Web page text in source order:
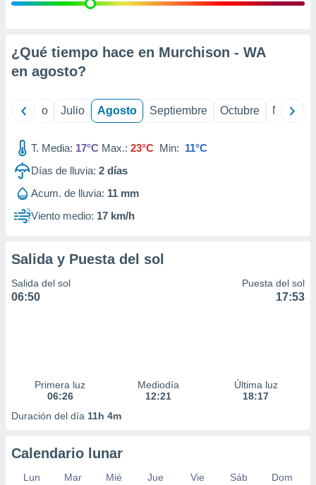
e
mediante
de
1199
¿Qué tiempo hace en Murchison - WA
en agosto?
Junio Julio Agosto Septiembre Octubre
T. Media: 17°C Max.: 23°C Min: 11°C
Días de lluvia: 2 días
Acum. de lluvia: 11 mm
Viento medio: 17 km/h
Salida y Puesta del sol
Salida del sol
06:50
Puesta del sol
17:53
Primera luz
06:26
Mediodía
12:21
Última luz
18:17
Duración del día 11h 4m
Calendario lunar
Lun Mar Mié Jue Vie Sáb
Dom